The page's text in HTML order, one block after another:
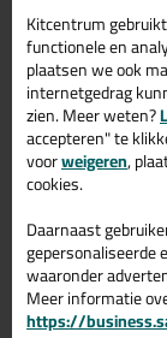
voorraad en op
Wil je meer
product?Lees
Kitcentrum
functionele en
plaatsen we ook
internetgedrag
zien. Meer weten?
accepteren" te
voorweigeren,
cookies.
Daarnaast
gepersonaliseerde
waaronder
Meer informatie
https://